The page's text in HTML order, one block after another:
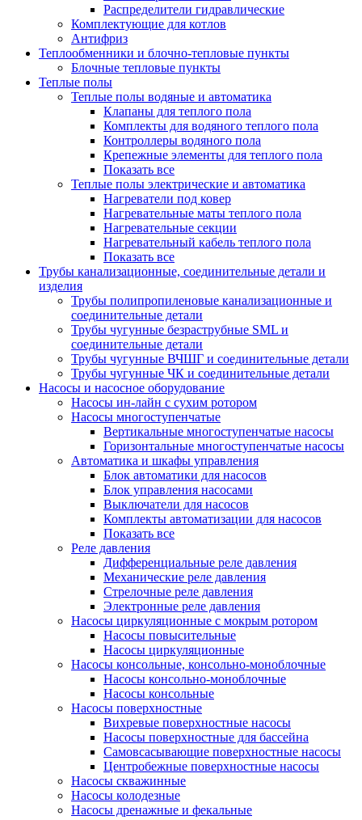
Распределители гидравлические
Комплектующие для котлов
Антифриз
Теплообменники и блочно-тепловые пункты
Блочные тепловые пункты
Теплые полы
Теплые полы водяные и автоматика
Клапаны для теплого пола
Комплекты для водяного теплого пола
Контроллеры водяного пола
Крепежные элементы для теплого пола
Показать все
Теплые полы электрические и автоматика
Нагреватели под ковер
Нагревательные маты теплого пола
Нагревательные секции
Нагревательный кабель теплого пола
Показать все
Трубы канализационные, соединительные детали и
изделия
Трубы полипропиленовые канализационные и
соединительные детали
Трубы чугунные безраструбные SML и
соединительные детали
Трубы чугунные ВЧШГ и соединительные детали
Трубы чугунные ЧК и соединительные детали
Насосы и насосное оборудование
Насосы ин-лайн с сухим ротором
Насосы многоступенчатые
Вертикальные многоступенчатые насосы
Горизонтальные многоступенчатые насосы
Автоматика и шкафы управления
Блок автоматики для насосов
Блок управления насосами
Выключатели для насосов
Комплекты автоматизации для насосов
Показать все
Реле давления
Дифференциальные реле давления
Механические реле давления
Стрелочные реле давления
Электронные реле давления
Насосы циркуляционные с мокрым ротором
Насосы повысительные
Насосы циркуляционные
Насосы консольные, консольно-моноблочные
Насосы консольно-моноблочные
Насосы консольные
Насосы поверхностные
Вихревые поверхностные насосы
Насосы поверхностные для бассейна
Самовсасывающие поверхностные насосы
Центробежные поверхностные насосы
Насосы скважинные
Насосы колодезные
Насосы дренажные и фекальные